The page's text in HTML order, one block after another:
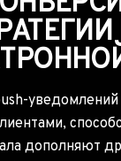
дополняют